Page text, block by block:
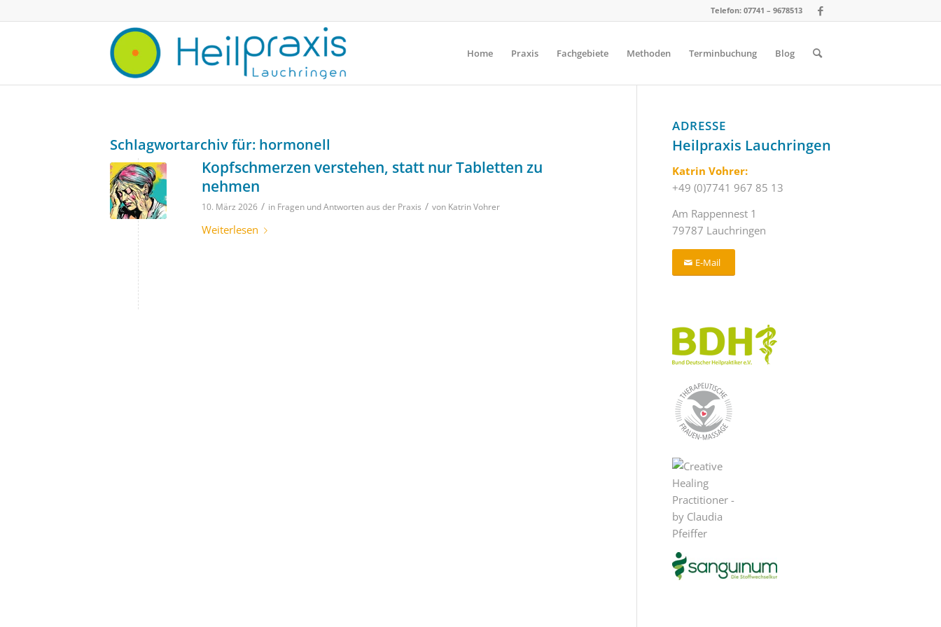
Telefon: 07741 – 9678513
Home Praxis Fachgebiete Methoden Terminbuchung Blog
Schlagwortarchiv für: hormonell
Kopfschmerzen verstehen, statt nur Tabletten zu
nehmen
10. März 2026 / in Fragen und Antworten aus der Praxis / von Katrin Vohrer
Weiterlesen
ADRESSE
Heilpraxis Lauchringen
Katrin Vohrer:
+49 (0)7741 967 85 13
Am Rappennest 1
79787 Lauchringen
E-Mail